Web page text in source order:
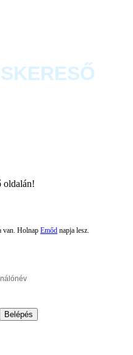
oldalán!
van. Holnap Emőd napja lesz.
Belépés